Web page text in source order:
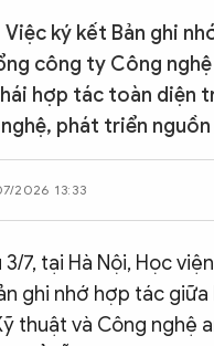
Việc ký kết Bản ghi
công ty Công
hợp tác toàn diện
phát triển
2026 13:33
3/7, tại Hà Nội, Học
ghi nhớ hợp tác giữa
thuật và Công nghệ